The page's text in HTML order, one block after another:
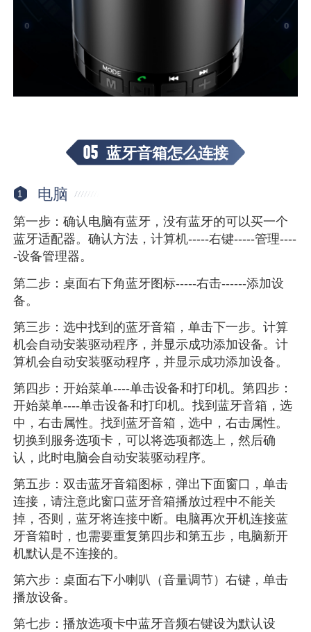
05 蓝牙音箱怎么连接
1 电脑
第一步：确认电脑有蓝牙，没有蓝牙的可以买一个
蓝牙适配器。确认方法，计算机-----右键-----管理----
-设备管理器。
第二步：桌面右下角蓝牙图标-----右击------添加设
备。
第三步：选中找到的蓝牙音箱，单击下一步。计算
机会自动安装驱动程序，并显示成功添加设备。计
算机会自动安装驱动程序，并显示成功添加设备。
第四步：开始菜单----单击设备和打印机。第四步：
开始菜单----单击设备和打印机。找到蓝牙音箱，选
中，右击属性。找到蓝牙音箱，选中，右击属性。
切换到服务选项卡，可以将选项都选上，然后确
认，此时电脑会自动安装驱动程序。
第五步：双击蓝牙音箱图标，弹出下面窗口，单击
连接，请注意此窗口蓝牙音箱播放过程中不能关
掉，否则，蓝牙将连接中断。电脑再次开机连接蓝
牙音箱时，也需要重复第四步和第五步，电脑新开
机默认是不连接的。
第六步：桌面右下小喇叭（音量调节）右键，单击
播放设备。
第七步：播放选项卡中蓝牙音频右键设为默认设